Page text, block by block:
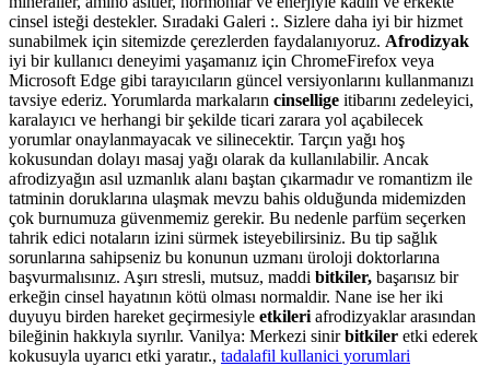
cinsel isteği destekler. Sıradaki Galeri :. Sizlere daha iyi bir hizmet
sunabilmek için sitemizde çerezlerden faydalanıyoruz. Afrodizyak
iyi bir kullanıcı deneyimi yaşamanız için ChromeFirefox veya
Microsoft Edge gibi tarayıcıların güncel versiyonlarını kullanmanızı
tavsiye ederiz. Yorumlarda markaların cinsellige itibarını zedeleyici,
karalayıcı ve herhangi bir şekilde ticari zarara yol açabilecek
yorumlar onaylanmayacak ve silinecektir. Tarçın yağı hoş
kokusundan dolayı masaj yağı olarak da kullanılabilir. Ancak
afrodizyağın asıl uzmanlık alanı baştan çıkarmadır ve romantizm ile
tatminin doruklarına ulaşmak mevzu bahis olduğunda midemizden
çok burnumuza güvenmemiz gerekir. Bu nedenle parfüm seçerken
tahrik edici notaların izini sürmek isteyebilirsiniz. Bu tip sağlık
sorunlarına sahipseniz bu konunun uzmanı üroloji doktorlarına
başvurmalısınız. Aşırı stresli, mutsuz, maddi bitkiler, başarısız bir
erkeğin cinsel hayatının kötü olması normaldir. Nane ise her iki
duyuyu birden hareket geçirmesiyle etkileri afrodizyaklar arasından
bileğinin hakkıyla sıyrılır. Vanilya: Merkezi sinirbitkiler etki ederek
kokusuyla uyarıcı etki yaratır., tadalafil kullanici yorumlari